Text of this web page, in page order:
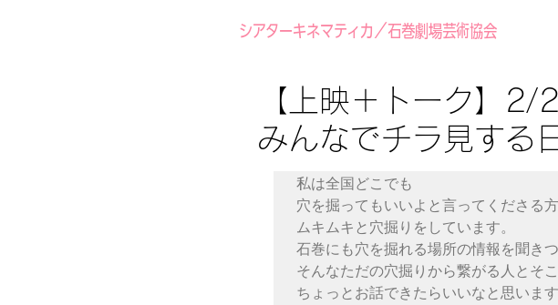
シアターキネマティカ／石巻劇場芸術協会
【上映＋トーク】
みんなでチラ見する
私は全国どこでも
穴を掘ってもいいよと言ってくださる
ムキムキと穴掘りをしています。
石巻にも穴を掘れる場所の情報を聞き
そんなただの穴掘りから繋がる人とそ
ちょっとお話できたらいいなと思います